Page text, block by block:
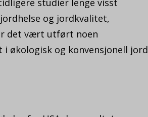
studier lenge visst
og jordkvalitet,
det vært utført noen
økologisk og konvensjonell jord